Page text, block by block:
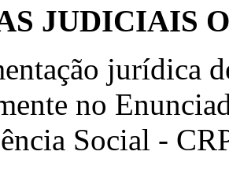
JUDICIAIS
jurídica
no
Social -